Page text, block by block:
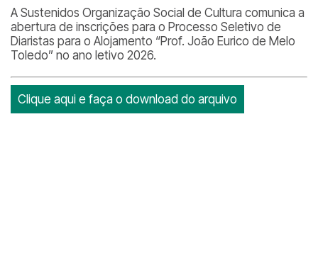
A Sustenidos Organização Social de Cultura comunica a
abertura de inscrições para o Processo Seletivo de
Diaristas para o Alojamento “Prof. João Eurico de Melo
Toledo” no ano letivo 2026.
Clique aqui e faça o download do arquivo